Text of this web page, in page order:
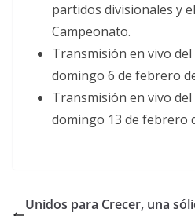
partidos divisionales y
Campeonato.
Transmisión en vivo
domingo 6 de febrero
Transmisión en vivo
domingo 13 de febrero
Unidos para Crecer, una